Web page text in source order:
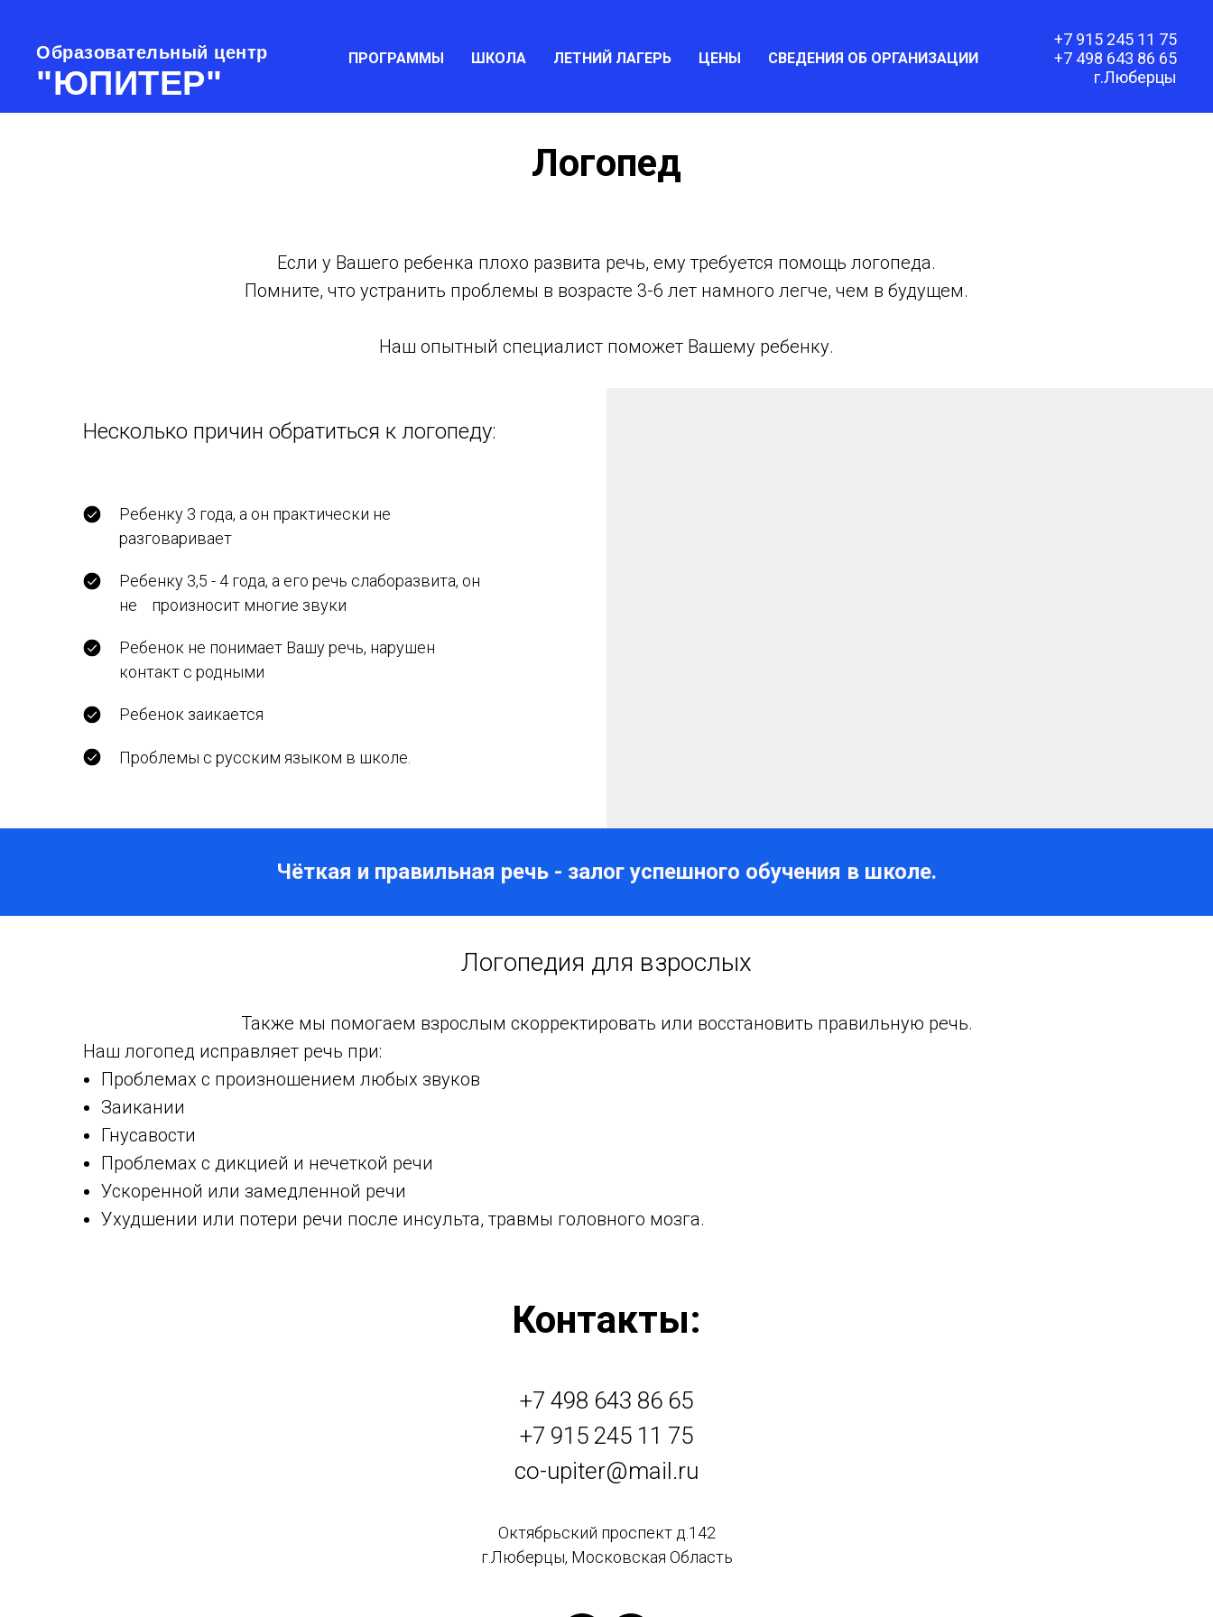
Образовательный центр
"ЮПИТЕР"
ПРОГРАММЫ ШКОЛА ЛЕТНИЙ ЛАГЕРЬ ЦЕНЫ СВЕДЕНИЯ ОБ ОРГАНИЗАЦИИ
+7 915 245 11 75
+7 498 643 86 65
г.Люберцы
Логопед
Если у Вашего ребенка плохо развита речь, ему требуется помощь логопеда.
Помните, что устранить проблемы в возрасте 3-6 лет намного легче, чем в будущем.
Наш опытный специалист поможет Вашему ребенку.
Несколько причин обратиться к логопеду:
Ребенку 3 года, а он практически не
разговаривает
Ребенку 3,5 - 4 года, а его речь слаборазвита, он
не произносит многие звуки
Ребенок не понимает Вашу речь, нарушен
контакт с родными
Ребенок заикается
Проблемы с русским языком в школе.
Чёткая и правильная речь - залог успешного обучения в школе.
Логопедия для взрослых
Также мы помогаем взрослым скорректировать или восстановить правильную речь.
Наш логопед исправляет речь при:
Проблемах с произношением любых звуков
Заикании
Гнусавости
Проблемах с дикцией и нечеткой речи
Ускоренной или замедленной речи
Ухудшении или потери речи после инсульта, травмы головного мозга.
Контакты:
+7 498 643 86 65
+7 915 245 11 75
co-upiter@mail.ru
Октябрьский проспект д.142
г.Люберцы, Московская Область